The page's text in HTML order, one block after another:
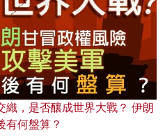
織，是否釀成世界大戰？ 伊朗
有何盤算？